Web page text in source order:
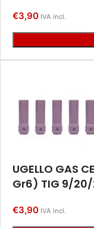
€3,90 IVA incl.
UGELLO GAS
Gr6) TIG 9/
€3,90 IVA incl.